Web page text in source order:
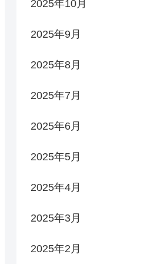
2025年10月
2025年9月
2025年8月
2025年7月
2025年6月
2025年5月
2025年4月
2025年3月
2025年2月